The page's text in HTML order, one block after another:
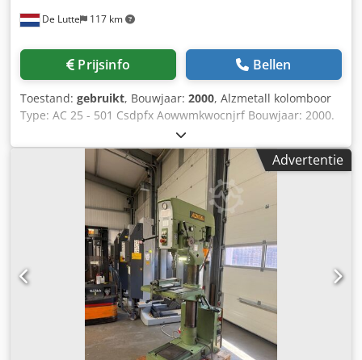
De Lutte 117 km
Prijsinfo Bellen
Toestand: gebruikt, Bouwjaar: 2000, Alzmetall kolomboor
Type: AC 25 - 501 Csdpfx Aowwmkwocnjrf Bouwjaar: 2000.
Advertentie